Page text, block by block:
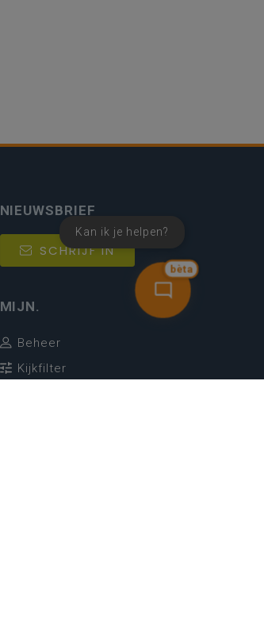
bèta
Kan ik je helpen?
NIEUWSBRIEF
SCHRIJF IN
MIJN.
Beheer
Kijkfilter